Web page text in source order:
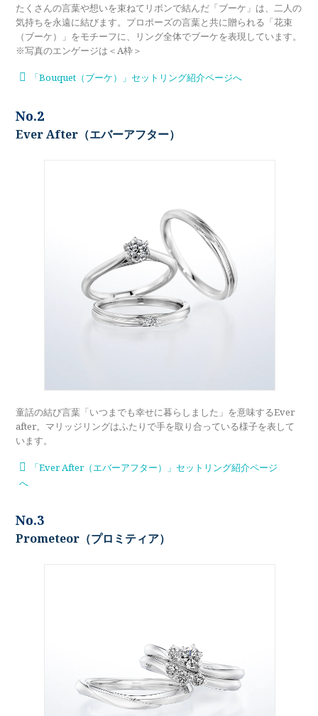
たくさんの言葉や想いを束ねてリボンで結んだ「ブーケ」は、二人の
気持ちを永遠に結びます。プロポーズの言葉と共に贈られる「花束
（ブーケ）」をモチーフに、リング全体でブーケを表現しています。
※写真のエンゲージは＜A枠＞
「Bouquet（ブーケ）」セットリング紹介ページへ
No.2
Ever After（エバーアフター）
童話の結び言葉「いつまでも幸せに暮らしました」を意味するEver
after。マリッジリングはふたりで手を取り合っている様子を表して
います。
「Ever After（エバーアフター）」セットリング紹介ページ
へ
No.3
Prometeor（プロミティア）